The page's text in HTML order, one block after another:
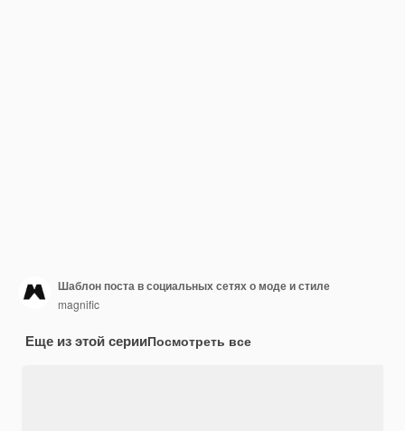
Шаблон поста в социальных сетях о моде и стиле
magnific
Еще из этой серииПосмотреть все